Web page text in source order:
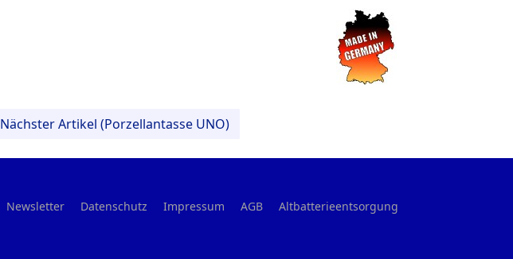
Nächster Artikel (Porzellantasse UNO)
Newsletter Datenschutz Impressum AGB Altbatterieentsorgung